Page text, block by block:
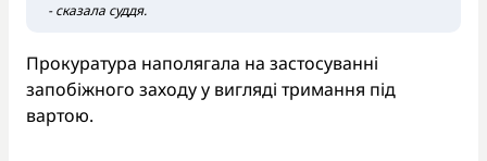
- сказала суддя.
Прокуратура наполягала на застосуванні
запобіжного заходу у вигляді тримання під
вартою.